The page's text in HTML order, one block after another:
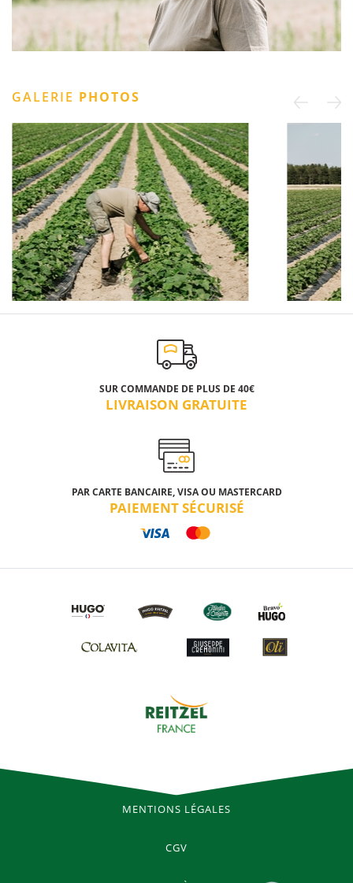
GALERIE PHOTOS
SUR COMMANDE DE PLUS DE 40€
LIVRAISON GRATUITE
PAR CARTE BANCAIRE, VISA OU MASTERCARD
PAIEMENT SÉCURISÉ
MENTIONS LÉGALES
CGV